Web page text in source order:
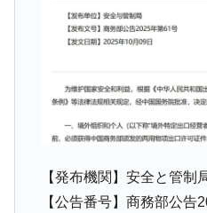
ータセンター整備」⇒ だから
『Money1』
JPモルガン「
『Money1』
韓国『国民年金
『Money1』
韓国政府「ニセ
『Money1』
韓国「橋が落
ぎ」では。
【発布機関】安全と管制
【公告番号】商務部公告